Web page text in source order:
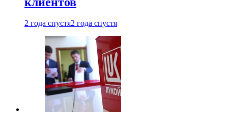
2 года спустя2 года спустя